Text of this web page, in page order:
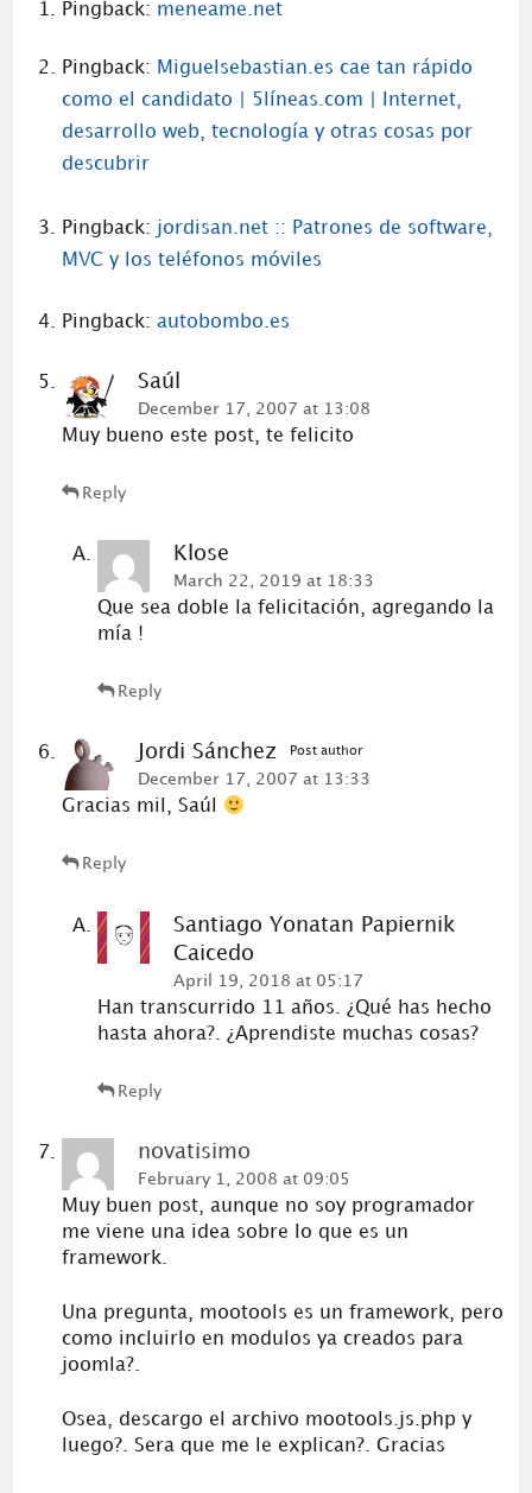
Pingback: meneame.net
Pingback: Miguelsebastian.es cae tan rápido
como el candidato | 5líneas.com | Internet,
desarrollo web, tecnología y otras cosas por
descubrir
Pingback: jordisan.net :: Patrones de software,
MVC y los teléfonos móviles
Pingback: autobombo.es
Saúl
December 17, 2007 at 13:08
Muy bueno este post, te felicito
Reply
Klose
March 22, 2019 at 18:33
Que sea doble la felicitación, agregando la
mía !
Reply
Jordi Sánchez Post author
December 17, 2007 at 13:33
Gracias mil, Saúl
Reply
Santiago Yonatan Papiernik
Caicedo
April 19, 2018 at 05:17
Han transcurrido 11 años. ¿Qué has hecho
hasta ahora?. ¿Aprendiste muchas cosas?
Reply
novatisimo
February 1, 2008 at 09:05
Muy buen post, aunque no soy programador
me viene una idea sobre lo que es un
framework.
Una pregunta, mootools es un framework, pero
como incluirlo en modulos ya creados para
joomla?.
Osea, descargo el archivo mootools.js.php y
luego?. Sera que me le explican?. Gracias